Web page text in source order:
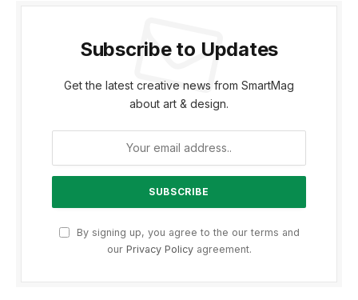
Subscribe to Updates
Get the latest creative news from SmartMag
about art & design.
By signing up, you agree to the our terms and
our Privacy Policyagreement.